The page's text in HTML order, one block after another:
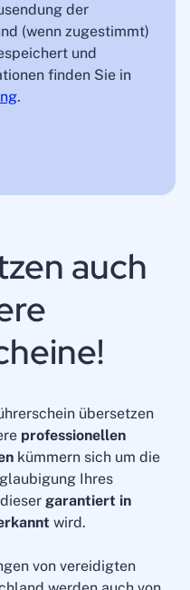
der
(wenn zugestimmt)
und
finden Sie in
.
auch
übersetzen
professionellen
kümmern sich um die
Ihres
garantiert in
wird.
von vereidigten